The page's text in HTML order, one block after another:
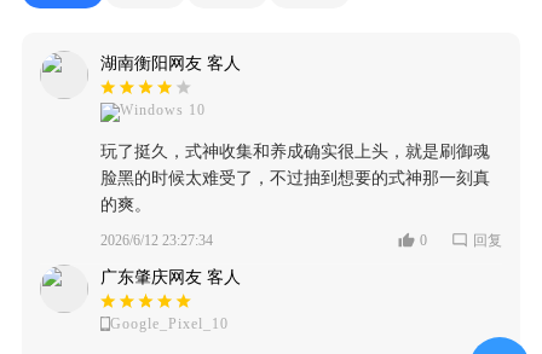
湖南衡阳网友 客人
Windows 10
玩了挺久，式神收集和养成确实很上头，就是刷御魂
脸黑的时候太难受了，不过抽到想要的式神那一刻真
的爽。
2026/6/12 23:27:34 0 回复
广东肇庆网友 客人
Google_Pixel_10